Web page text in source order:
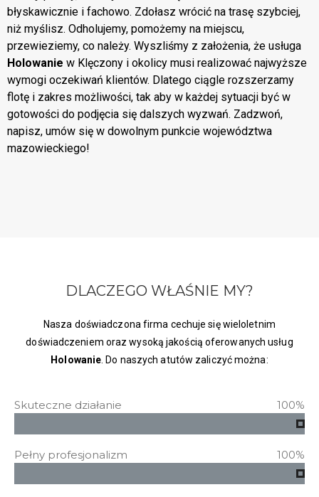
błyskawicznie i fachowo. Zdołasz wrócić na trasę szybciej,
niż myślisz. Odholujemy, pomożemy na miejscu,
przewieziemy, co należy. Wyszliśmy z założenia, że usługa
Holowanie w Klęczony i okolicy musi realizować najwyższe
wymogi oczekiwań klientów. Dlatego ciągle rozszerzamy
flotę i zakres możliwości, tak aby w każdej sytuacji być w
gotowości do podjęcia się dalszych wyzwań. Zadzwoń,
napisz, umów się w dowolnym punkcie województwa
mazowieckiego!
DLACZEGO WŁAŚNIE MY?
Nasza doświadczona firma cechuje się wieloletnim
doświadczeniem oraz wysoką jakością oferowanych usług
Holowanie. Do naszych atutów zaliczyć można:
Skuteczne działanie 100%
Pełny profesjonalizm 100%